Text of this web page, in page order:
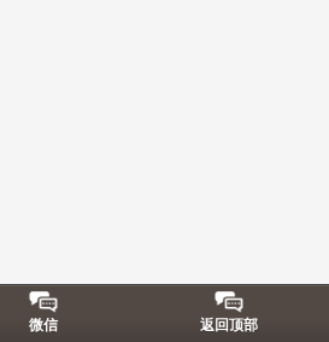
微信 返回顶部